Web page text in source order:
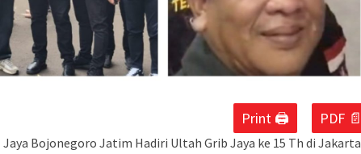
Print 🖨 PDF 📄
Jaya Bojonegoro Jatim Hadiri Ultah Grib Jaya ke 15 Th di Jakarta